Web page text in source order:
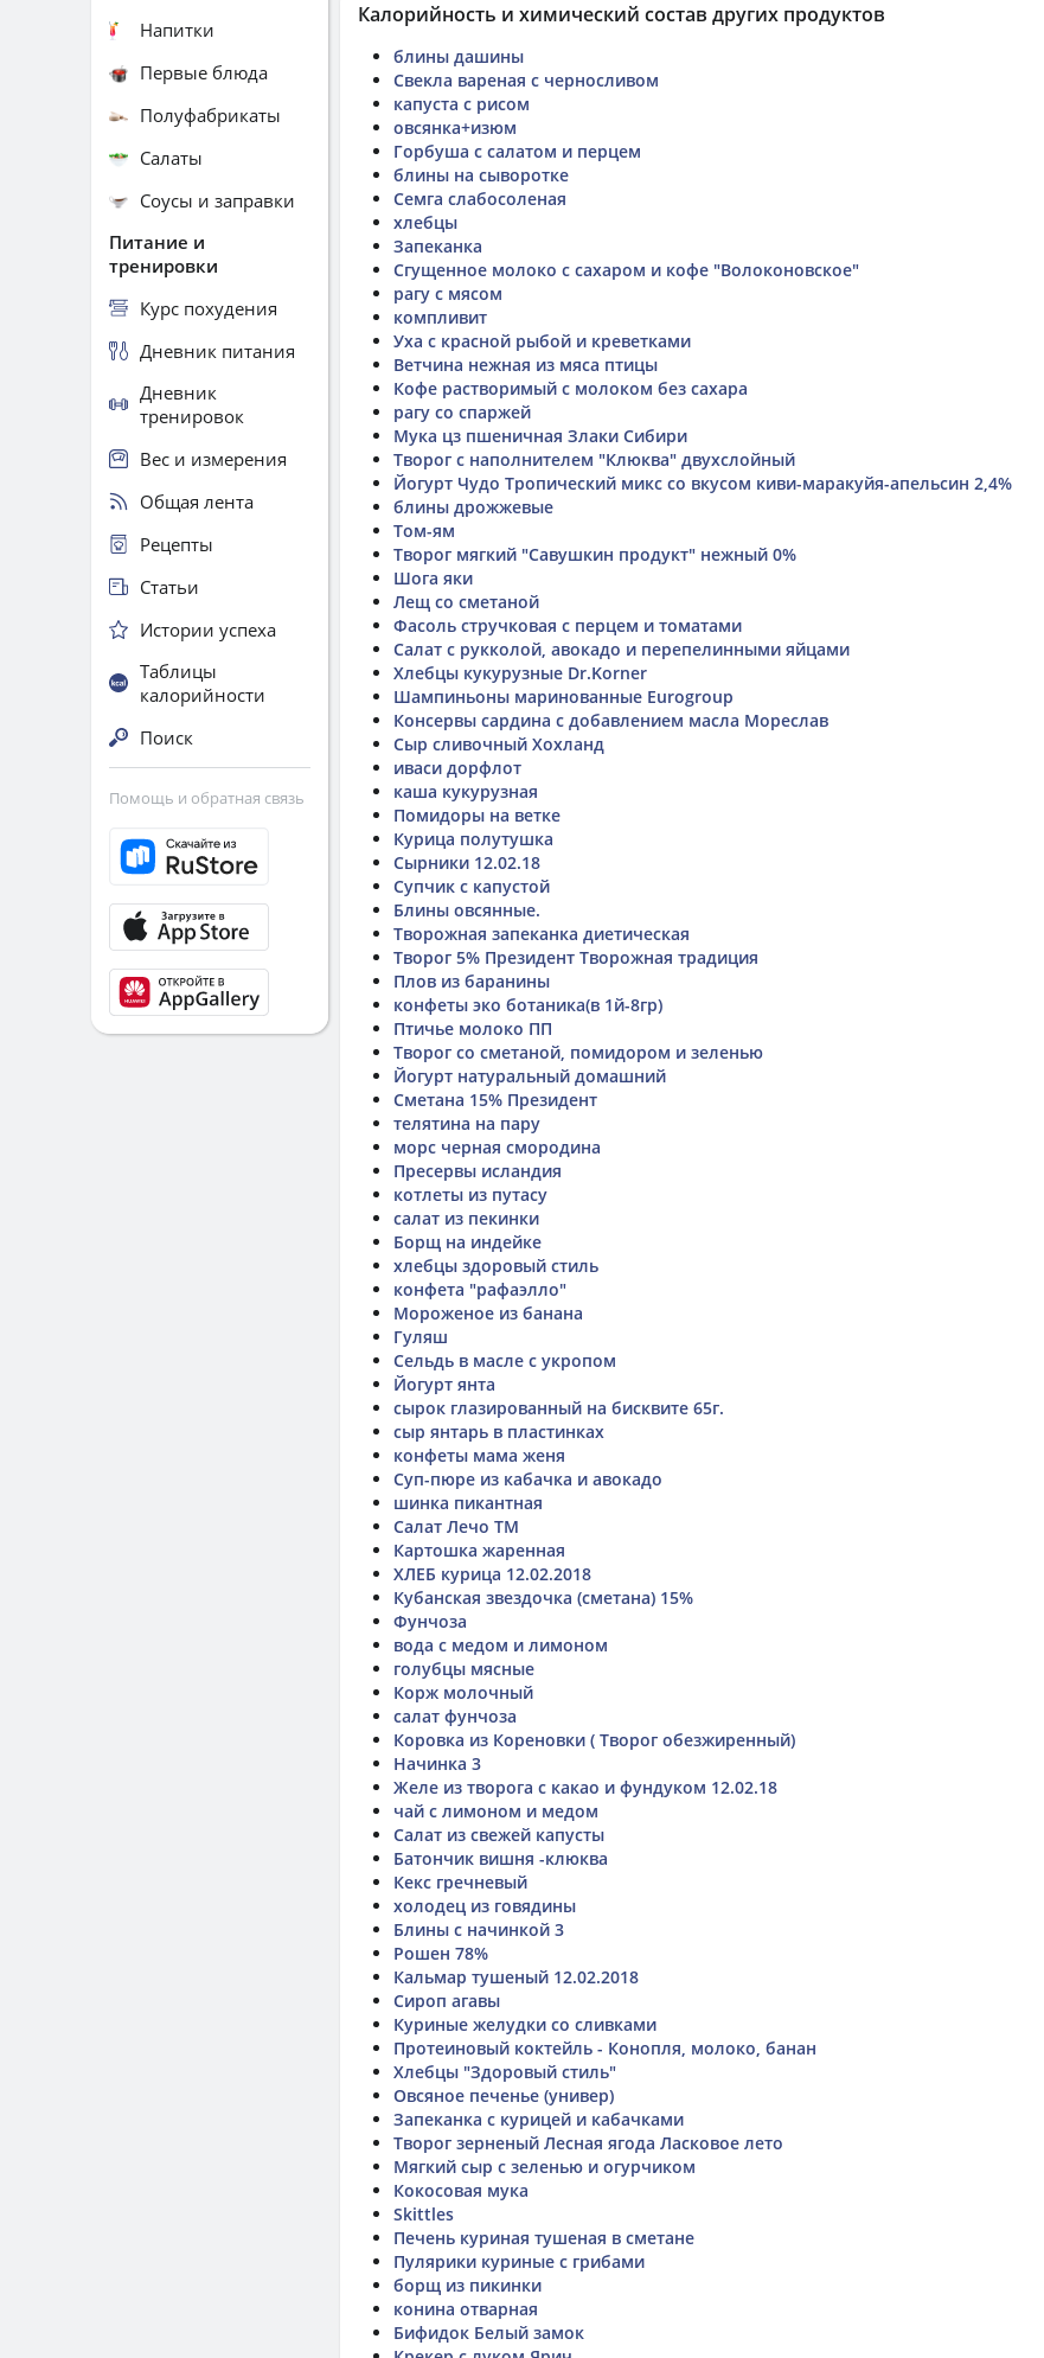
Калорийность и химический состав других продуктов
блины дашины
Свекла вареная с черносливом
капуста с рисом
овсянка+изюм
Горбуша с салатом и перцем
блины на сыворотке
Семга слабосоленая
хлебцы
Запеканка
Сгущенное молоко с сахаром и кофе "Волоконовское"
рагу с мясом
компливит
Уха с красной рыбой и креветками
Ветчина нежная из мяса птицы
Кофе растворимый с молоком без сахара
рагу со спаржей
Мука цз пшеничная Злаки Сибири
Творог с наполнителем "Клюква" двухслойный
Йогурт Чудо Тропический микс со вкусом киви-маракуйя-апельсин 2,4%
блины дрожжевые
Том-ям
Творог мягкий "Савушкин продукт" нежный 0%
Шога яки
Лещ со сметаной
Фасоль стручковая с перцем и томатами
Салат с рукколой, авокадо и перепелинными яйцами
Хлебцы кукурузные Dr.Korner
Шампиньоны маринованные Eurogroup
Консервы сардина с добавлением масла Мореслав
Сыр сливочный Хохланд
иваси дорфлот
каша кукурузная
Помидоры на ветке
Курица полутушка
Сырники 12.02.18
Супчик с капустой
Блины овсянные.
Творожная запеканка диетическая
Творог 5% Президент Творожная традиция
Плов из баранины
конфеты эко ботаника(в 1й-8гр)
Птичье молоко ПП
Творог со сметаной, помидором и зеленью
Йогурт натуральный домашний
Сметана 15% Президент
телятина на пару
морс черная смородина
Пресервы исландия
котлеты из путасу
салат из пекинки
Борщ на индейке
хлебцы здоровый стиль
конфета "рафаэлло"
Мороженое из банана
Гуляш
Сельдь в масле с укропом
Йогурт янта
сырок глазированный на бисквите 65г.
сыр янтарь в пластинках
конфеты мама женя
Суп-пюре из кабачка и авокадо
шинка пикантная
Салат Лечо ТМ
Картошка жаренная
ХЛЕБ курица 12.02.2018
Кубанская звездочка (сметана) 15%
Фунчоза
вода с медом и лимоном
голубцы мясные
Корж молочный
салат фунчоза
Коровка из Кореновки ( Творог обезжиренный)
Начинка 3
Желе из творога с какао и фундуком 12.02.18
чай с лимоном и медом
Салат из свежей капусты
Батончик вишня -клюква
Кекс гречневый
холодец из говядины
Блины с начинкой 3
Рошен 78%
Кальмар тушеный 12.02.2018
Сироп агавы
Куриные желудки со сливками
Протеиновый коктейль - Конопля, молоко, банан
Хлебцы "Здоровый стиль"
Овсяное печенье (универ)
Запеканка с курицей и кабачками
Творог зерненый Лесная ягода Ласковое лето
Мягкий сыр с зеленью и огурчиком
Кокосовая мука
Skittles
Печень куриная тушеная в сметане
Пулярики куриные с грибами
борщ из пикинки
конина отварная
Бифидок Белый замок
Напитки
Первые блюда
Полуфабрикаты
Салаты
Соусы и заправки
Питание и
тренировки
Курс похудения
Дневник питания
Дневник
тренировок
Вес и измерения
Общая лента
Рецепты
Статьи
Истории успеха
Таблицы
калорийности
Поиск
Помощь и обратная связь